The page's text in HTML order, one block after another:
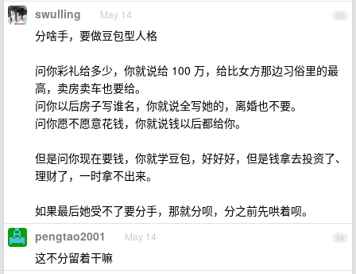
53
swulling May 14
分啥手，要做豆包型人格
问你彩礼给多少，你就说给 100 万，给比女方那边习俗里的最
高，卖房卖车也要给。
问你以后房子写谁名，你就说全写她的，离婚也不要。
问你愿不愿意花钱，你就说钱以后都给你。
但是问你现在要钱，你就学豆包，好好好，但是钱拿去投资了、
理财了，一时拿不出来。
如果最后她受不了要分手，那就分呗，分之前先哄着呗。
54
pengtao2001 May 14
这不分留着干嘛